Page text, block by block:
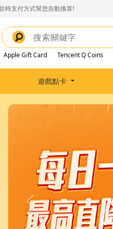
時支付方式幫您自動換算!
Apple Gift Card Tencent Q Coins
遊戲點卡